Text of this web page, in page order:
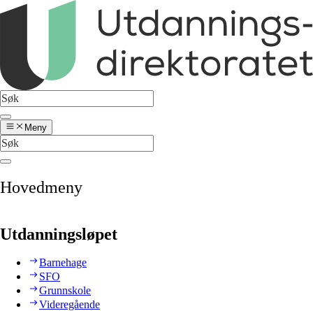
Meny
Hovedmeny
Utdanningsløpet
Barnehage
SFO
Grunnskole
Videregående